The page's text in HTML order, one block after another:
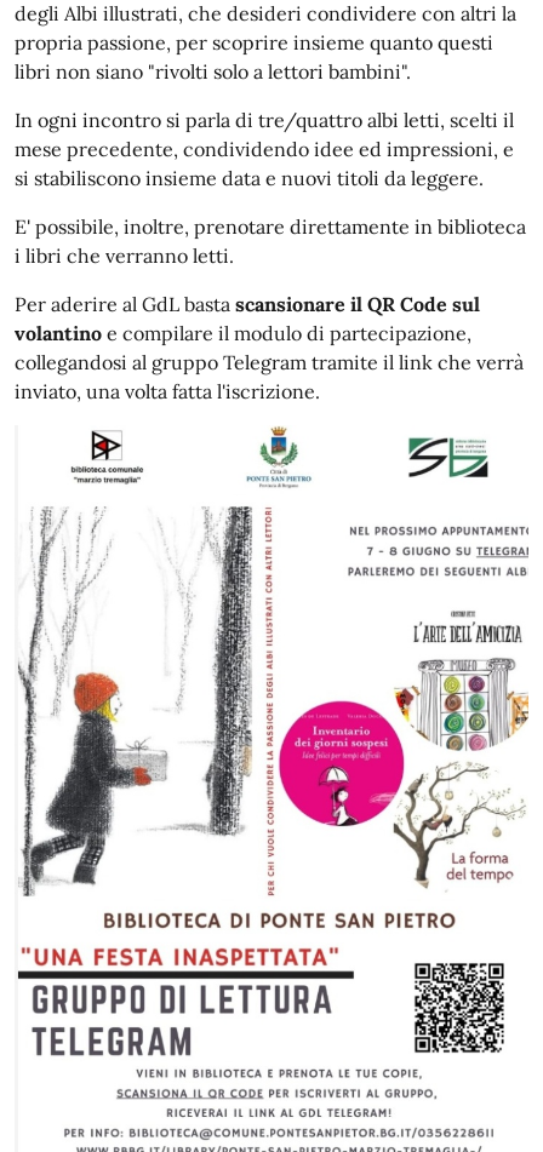
degli Albi illustrati, che desideri condividere con altri la
propria passione, per scoprire insieme quanto questi
libri non siano "rivolti solo a lettori bambini".
In ogni incontro si parla di tre/quattro albi letti, scelti il
mese precedente, condividendo idee ed impressioni, e
si stabiliscono insieme data e nuovi titoli da leggere.
E' possibile, inoltre, prenotare direttamente in biblioteca
i libri che verranno letti.
Per aderire al GdL basta scansionare il QR Code sul
volantino e compilare il modulo di partecipazione,
collegandosi al gruppo Telegram tramite il link che verrà
inviato, una volta fatta l'iscrizione.